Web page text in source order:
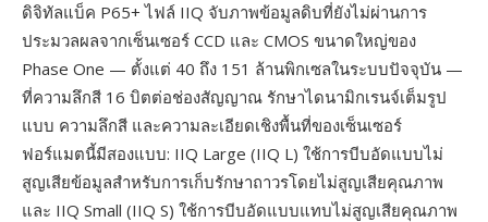
ดิจิทัลแบ็ค P65+ ไฟล์ IIQ จับภาพข้อมูลดิบที่ยังไม่ผ่านการ
ประมวลผลจากเซ็นเซอร์ CCD และ CMOS ขนาดใหญ่ของ
Phase One — ตั้งแต่ 40 ถึง 151 ล้านพิกเซลในระบบปัจจุบัน —
ที่ความลึกสี 16 บิตต่อช่องสัญญาณ รักษาไดนามิกเรนจ์เต็มรูป
แบบ ความลึกสี และความละเอียดเชิงพื้นที่ของเซ็นเซอร์
ฟอร์แมตนี้มีสองแบบ: IIQ Large (IIQ L) ใช้การบีบอัดแบบไม่
สูญเสียข้อมูลสำหรับการเก็บรักษาถาวรโดยไม่สูญเสียคุณภาพ
และ IIQ Small (IIQ S) ใช้การบีบอัดแบบแทบไม่สูญเสียคุณภาพ